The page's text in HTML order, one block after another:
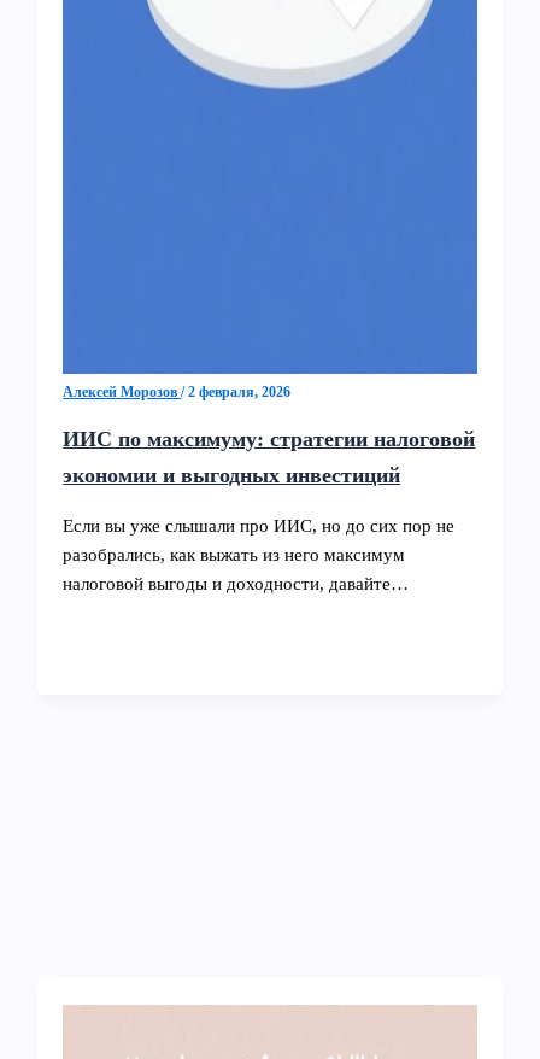
Алексей Морозов/2 февраля, 2026
ИИС по максимуму: стратегии налоговой
экономии и выгодных инвестиций
Если вы уже слышали про ИИС, но до сих пор не
разобрались, как выжать из него максимум
налоговой выгоды и доходности, давайте…